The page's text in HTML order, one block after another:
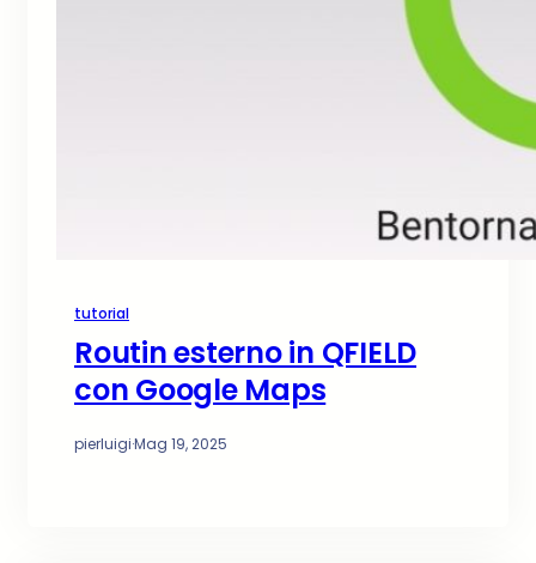
tutorial
Routin esterno in QFIELD
con Google Maps
pierluigi·Mag 19, 2025